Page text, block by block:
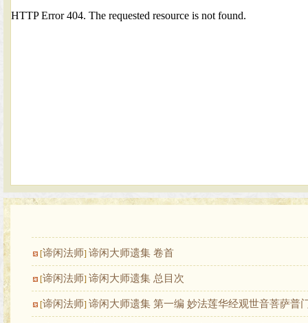
[谛闲法师] 谛闲大师遗集 卷首
[谛闲法师] 谛闲大师遗集 总目次
[谛闲法师] 谛闲大师遗集 第一编 妙法莲华经观世音菩萨普